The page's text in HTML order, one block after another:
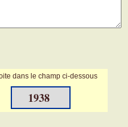
dans le champ ci-dessous
1938